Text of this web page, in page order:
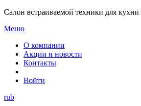
Салон встраиваемой техники для кухни
Меню
О компании
Акции и новости
Контакты
Войти
rub